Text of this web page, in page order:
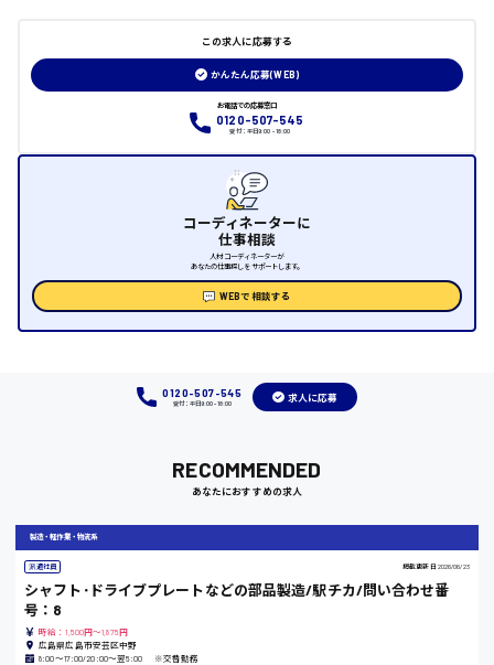
竹原市
時給1300円〜
この求人に応募する
かんたん応募(WEB)
お電話での応募窓口
0120-507-545
受付：平日9:00 - 18:00
コーディネーターに
仕事相談
人材コーディネーターが
あなたの仕事探しをサポートします。
WEBで相談する
0120-507-545
受付：平日9:00 - 18:00
求人に応募
RECOMMENDED
あなたにおすすめの求人
製造・軽作業・物流系
派遣社員 掲載更新日 2026/06/23
シャフト･ドライブプレートなどの部品製造/駅チカ/問い合わせ番
号：8
時給：1,500円～1,875円
広島県広島市安芸区中野
8:00〜17:00/20:00〜翌5:00 ※交替勤務